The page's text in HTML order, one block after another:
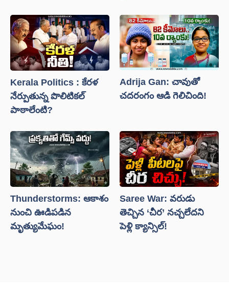
Kerala Politics : కేరళ
నేర్పుతున్న పొలిటికల్
పాఠాలేంటి?
Adrija Gan: చావుతో
చదరంగం ఆడి గెలిచింది!
Thunderstorms: ఆకాశం
నుంచి ఊడిపడిన
మృత్యుమేఘం!
Saree War: వరుడు
తెచ్చిన ‘చీర’ నచ్చలేదని
పెళ్లి క్యాన్సిల్!